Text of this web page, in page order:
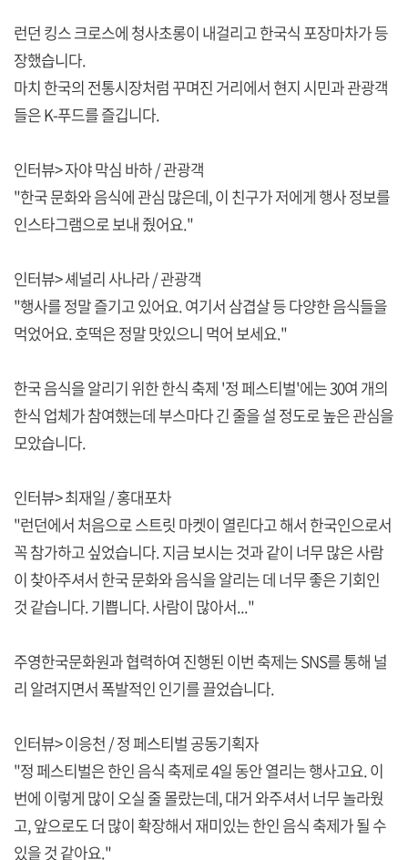
런던 킹스 크로스에 청사초롱이 내걸리고 한국식 포장마차가 등
장했습니다.
마치 한국의 전통시장처럼 꾸며진 거리에서 현지 시민과 관광객
들은 K-푸드를 즐깁니다.
인터뷰> 자야 막심 바하 / 관광객
"한국 문화와 음식에 관심 많은데, 이 친구가 저에게 행사 정보를
인스타그램으로 보내 줬어요."
인터뷰> 셰널리 사나라 / 관광객
"행사를 정말 즐기고 있어요. 여기서 삼겹살 등 다양한 음식들을
먹었어요. 호떡은 정말 맛있으니 먹어 보세요."
한국 음식을 알리기 위한 한식 축제 '정 페스티벌'에는 30여 개의
한식 업체가 참여했는데 부스마다 긴 줄을 설 정도로 높은 관심을
모았습니다.
인터뷰> 최재일 / 홍대포차
"런던에서 처음으로 스트릿 마켓이 열린다고 해서 한국인으로서
꼭 참가하고 싶었습니다. 지금 보시는 것과 같이 너무 많은 사람
이 찾아주셔서 한국 문화와 음식을 알리는 데 너무 좋은 기회인
것 같습니다. 기쁩니다. 사람이 많아서..."
주영한국문화원과 협력하여 진행된 이번 축제는 SNS를 통해 널
리 알려지면서 폭발적인 인기를 끌었습니다.
인터뷰> 이응천 / 정 페스티벌 공동기획자
"정 페스티벌은 한인 음식 축제로 4일 동안 열리는 행사고요. 이
번에 이렇게 많이 오실 줄 몰랐는데, 대거 와주셔서 너무 놀라웠
고, 앞으로도 더 많이 확장해서 재미있는 한인 음식 축제가 될 수
있을 것 같아요."